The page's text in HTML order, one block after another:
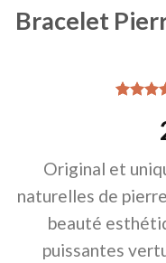
Bracelet
sur 5
client
Original et
naturelles de
beauté
puissantes